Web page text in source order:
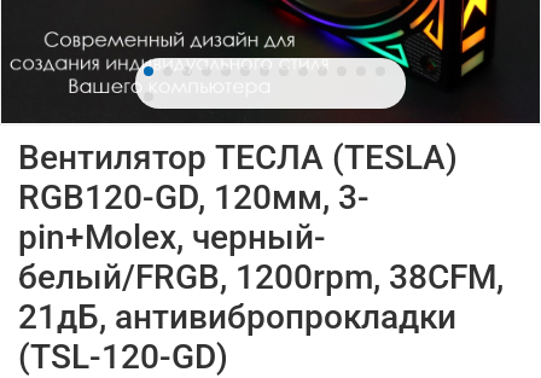
Вентилятор ТЕСЛА (TESLA)
RGB120-GD, 120мм, 3-
pin+Molex, черный-
белый/FRGB, 1200rpm, 38CFM,
21дБ, антивибропрокладки
(TSL-120-GD)